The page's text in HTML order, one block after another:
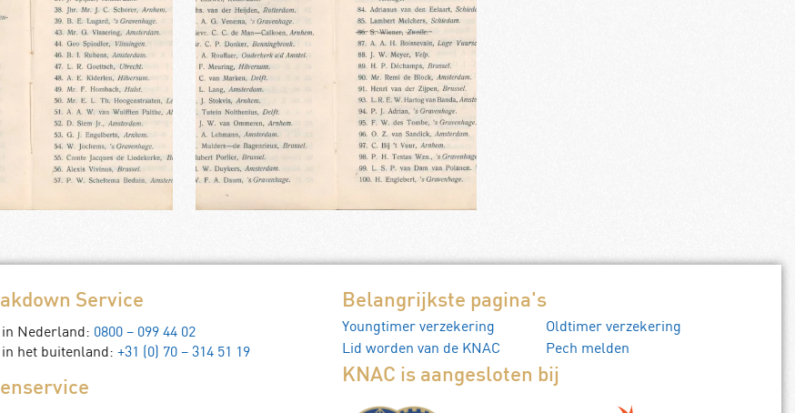
Service
in Nederland: 0800 – 099 44 02
in het buitenland: +31 (0) 70 – 314 51 19
Belangrijkste pagina's
Youngtimer verzekering
Oldtimer verzekering
Lid worden van de KNAC
Pech melden
KNAC is aangesloten bij